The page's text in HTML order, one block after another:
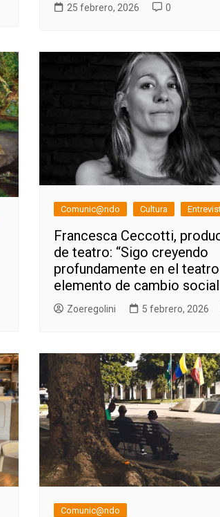
25 febrero, 2026
0
Comunic@ndo Cultura
Francesca Ceccotti,
de teatro: “Sigo creyendo
profundamente en el
elemento de cambio
Zoeregolini 5 febrero, 2026
Comunic@ndo